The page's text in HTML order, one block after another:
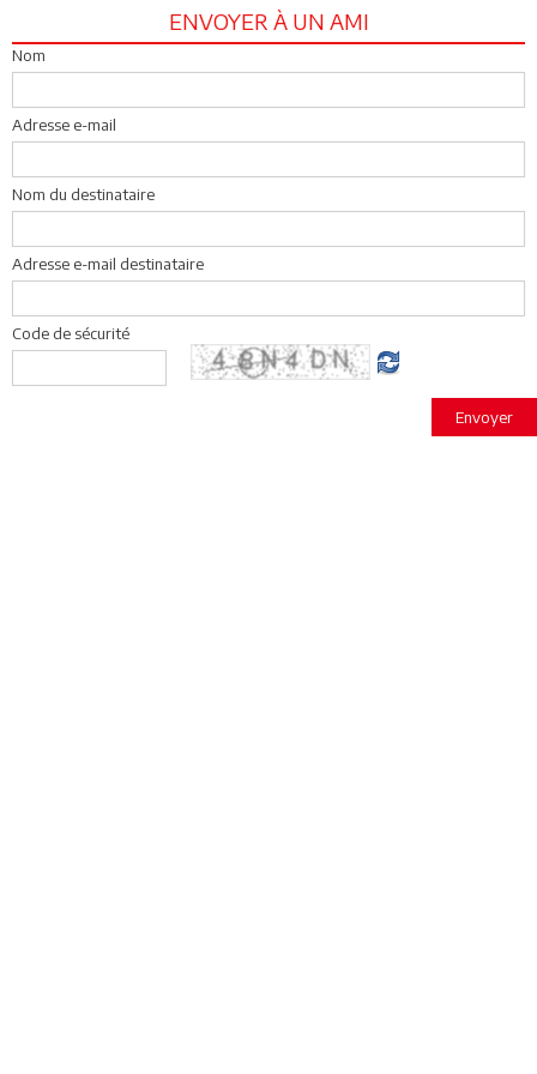
ENVOYER À UN AMI
Nom
Adresse e-mail
Nom du destinataire
Adresse e-mail destinataire
Code de sécurité
Envoyer